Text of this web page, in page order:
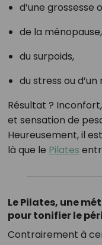
d’une grossesse
de la ménopause,
du surpoids,
du stress ou
Résultat ?
et sensation de
Heureusement, il
là que le Pilates
Le Pilates, une
pour tonifier le
Contrairement à